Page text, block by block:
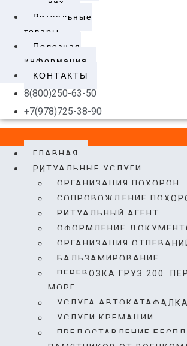
Ритуальные
товары
Полезная
информация
КОНТАКТЫ
8(800)250-63-50
+7(978)725-38-90
ГЛАВНАЯ
РИТУАЛЬНЫЕ УСЛУГИ
ОРГАНИЗАЦИЯ ПОХОРОН
CОПРОВОЖДЕНИЕ
РИТУАЛЬНЫЙ АГЕНТ
ОФОРМЛЕНИЕ
ОРГАНИЗАЦИЯ
БАЛЬЗАМИРОВАНИЕ
ПЕРЕВОЗКА ГРУЗ 200.
МОРГ.​
УСЛУГА АВТОКАТАФАЛКА
УСЛУГИ КРЕМАЦИИ
ПРЕДОСТАВЛЕНИЕ